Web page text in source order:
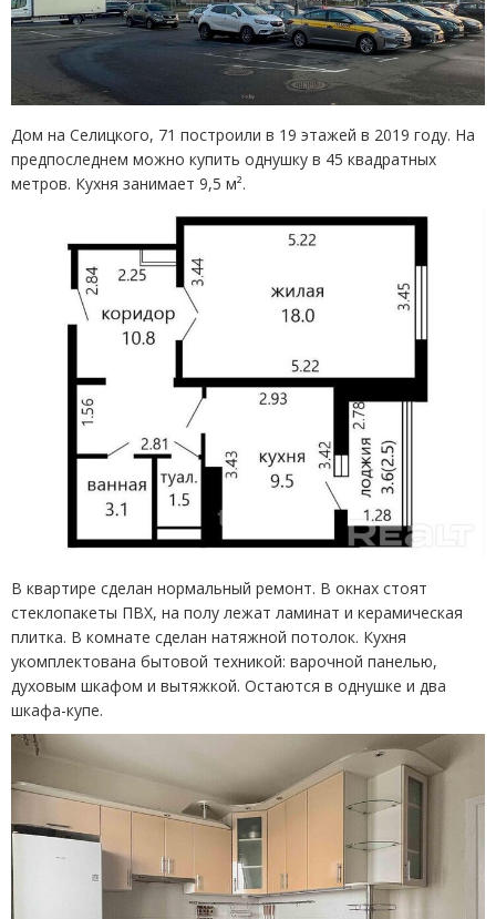
Дом на Селицкого, 71 построили в 19 этажей в 2019 году. На
предпоследнем можно купить однушку в 45 квадратных
метров. Кухня занимает 9,5 м².
В квартире сделан нормальный ремонт. В окнах стоят
стеклопакеты ПВХ, на полу лежат ламинат и керамическая
плитка. В комнате сделан натяжной потолок. Кухня
укомплектована бытовой техникой: варочной панелью,
духовым шкафом и вытяжкой. Остаются в однушке и два
шкафа-купе.